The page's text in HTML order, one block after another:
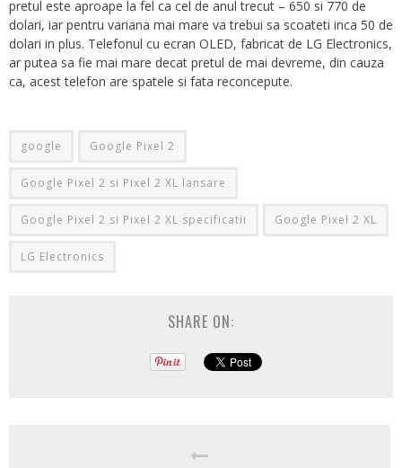
pretul este aproape la fel ca cel de anul trecut – 650 si 770 de
dolari, iar pentru variana mai mare va trebui sa scoateti inca 50 de
dolari in plus. Telefonul cu ecran OLED, fabricat de LG Electronics,
ar putea sa fie mai mare decat pretul de mai devreme, din cauza
ca, acest telefon are spatele si fata reconcepute.
google Google Pixel 2
Google Pixel 2 si Pixel 2 XL lansare
Google Pixel 2 si Pixel 2 XL specificatii Google Pixel 2 XL
LG Electronics
SHARE ON: